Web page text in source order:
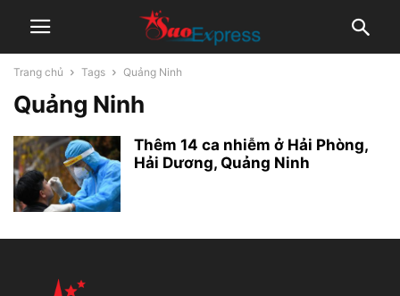
Trang chủ Tags Quảng Ninh
Quảng Ninh
Thêm 14 ca nhiễm ở Hải Phòng,
Hải Dương, Quảng Ninh